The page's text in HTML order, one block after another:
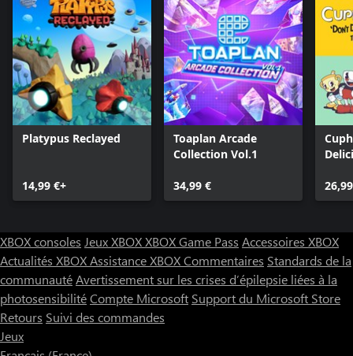
Platypus Reclayed
14,99 €+
Toaplan Arcade
Collection Vol.1
34,99 €
XBOX consoles Jeux XBOXXBOX Game Pass Accessoires XBOX
Actualités XBOXAssistance XBOXCommentaires Standards de la
communautéAvertissement sur les crises d’épilepsie liées à la
photosensibilitéCompte Microsoft Support du Microsoft Store
Retours Suivi des commandes
Jeux